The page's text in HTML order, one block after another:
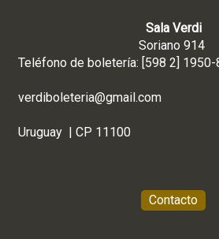
Sala Verdi
Soriano 914
Teléfono de boletería:
verdiboleteria@gmail.com
Uruguay |
Contacto